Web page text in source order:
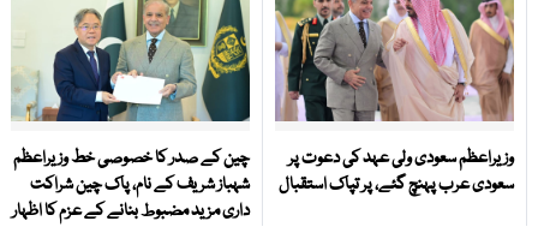
وزیراعظم سعودی ولی عہد کی دعوت پر
سعودی عرب پہنچ گئے، پر تپاک استقبال
چین کے صدر کا خصوصی خط وزیراعظم
شہباز شریف کے نام، پاک چین شراکت
داری مزید مضبوط بنانے کے عزم کا اظہار